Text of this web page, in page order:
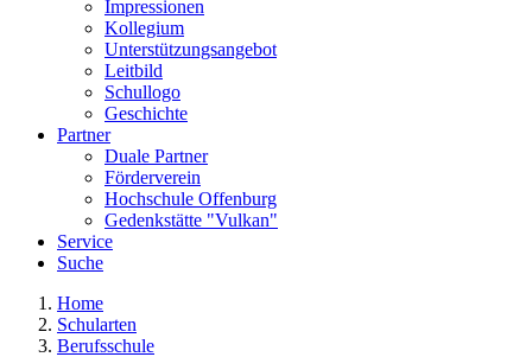
Impressionen
Kollegium
Unterstützungsangebot
Leitbild
Schullogo
Geschichte
Partner
Duale Partner
Förderverein
Hochschule Offenburg
Gedenkstätte "Vulkan"
Service
Suche
Home
Schularten
Berufsschule